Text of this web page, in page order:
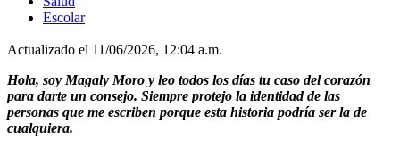
Escolar
Actualizado el 11/06/2026, 12:04 a.m.
Hola, soy Magaly Moro y leo todos los días tu caso del corazón
para darte un consejo. Siempre protejo la identidad de las
personas que me escriben porque esta historia podría ser la de
cualquiera.